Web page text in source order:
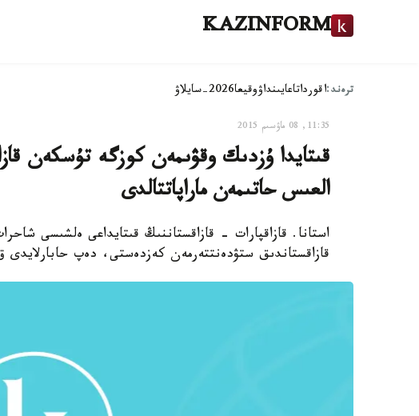
KAZINFORM
ترەند:اقورداتاعايىنداۋوقيعا2026-سايلاۋ
11:35, 08 ماۋسىم 2015
قىتايدا ۇزدىك وقۋىمەن كوزگە تۇسكەن
العىس حاتىمەن ماراپاتتالدى
استانا. قازاقپارات - قازاقستاننىڭ قىتايداعى ەلشىسى
قازاقستاندىق ستۋدەنتتەرمەن كەزدەستى، دەپ